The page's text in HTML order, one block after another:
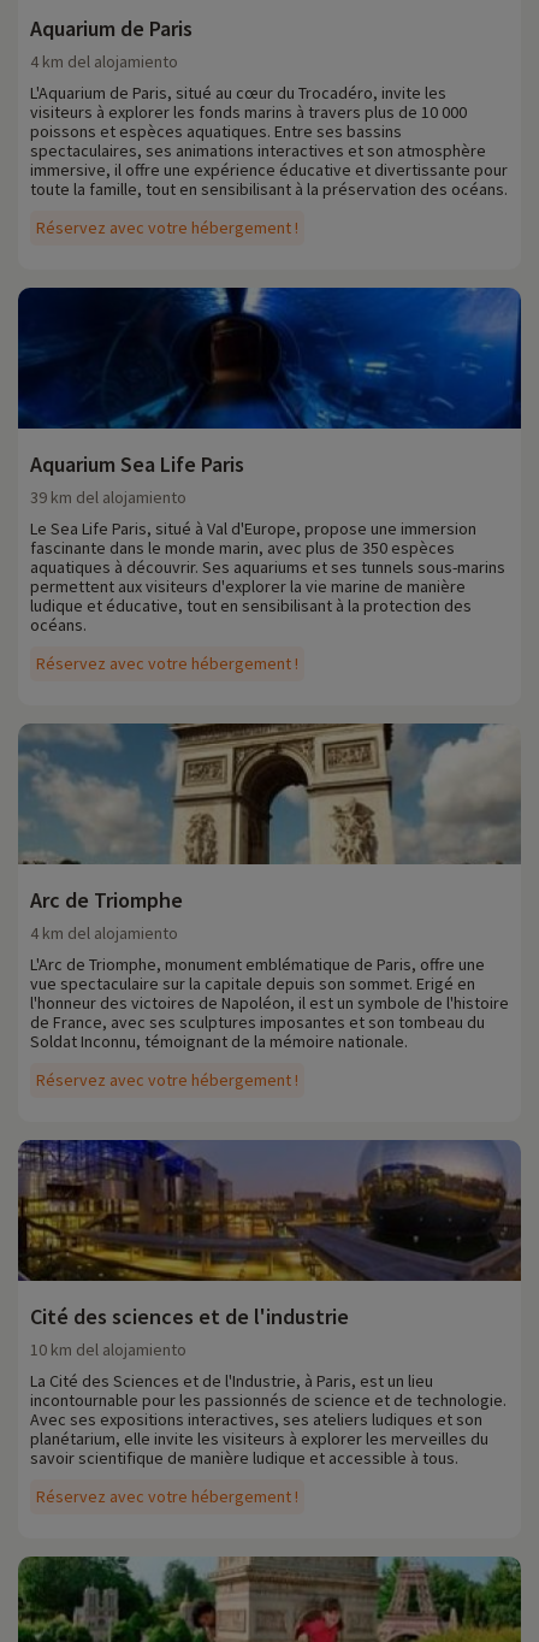
Aquarium de Paris
Réservez avec votre hébergement !
4 km del alojamiento
L'Aquarium de Paris, situé au cœur du Trocadéro, invite les
visiteurs à explorer les fonds marins à travers plus de 10 000
poissons et espèces aquatiques. Entre ses bassins
spectaculaires, ses animations interactives et son atmosphère
immersive, il offre une expérience éducative et divertissante pour
toute la famille, tout en sensibilisant à la préservation des océans.
Aquarium Sea Life Paris
Réservez avec votre hébergement !
39 km del alojamiento
Le Sea Life Paris, situé à Val d'Europe, propose une immersion
fascinante dans le monde marin, avec plus de 350 espèces
aquatiques à découvrir. Ses aquariums et ses tunnels sous-marins
permettent aux visiteurs d'explorer la vie marine de manière
ludique et éducative, tout en sensibilisant à la protection des
océans.
Arc de Triomphe
Réservez avec votre hébergement !
4 km del alojamiento
L'Arc de Triomphe, monument emblématique de Paris, offre une
vue spectaculaire sur la capitale depuis son sommet. Erigé en
l'honneur des victoires de Napoléon, il est un symbole de l'histoire
de France, avec ses sculptures imposantes et son tombeau du
Soldat Inconnu, témoignant de la mémoire nationale.
Cité des sciences et de l'industrie
Réservez avec votre hébergement !
10 km del alojamiento
La Cité des Sciences et de l'Industrie, à Paris, est un lieu
incontournable pour les passionnés de science et de technologie.
Avec ses expositions interactives, ses ateliers ludiques et son
planétarium, elle invite les visiteurs à explorer les merveilles du
savoir scientifique de manière ludique et accessible à tous.